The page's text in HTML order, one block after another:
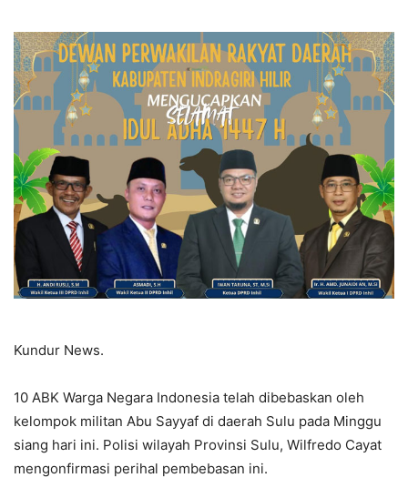
Kundur News.
10 ABK Warga Negara Indonesia telah dibebaskan oleh
kelompok militan Abu Sayyaf di daerah Sulu pada Minggu
siang hari ini. Polisi wilayah Provinsi Sulu, Wilfredo Cayat
mengonfirmasi perihal pembebasan ini.